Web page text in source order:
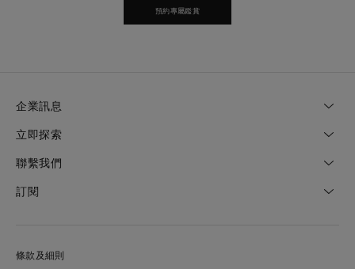
預約專屬鑑賞
企業訊息
立即探索
聯繫我們
訂閱
條款及細則